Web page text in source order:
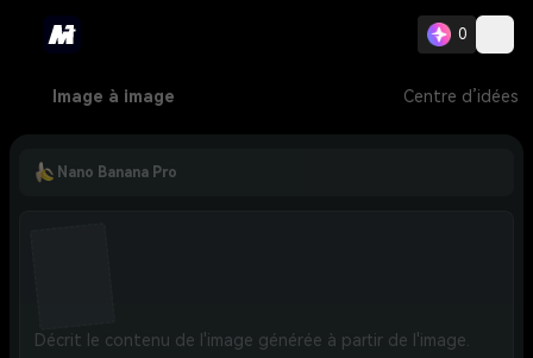
0
Image à image Centre d’idées
Nano Banana Pro